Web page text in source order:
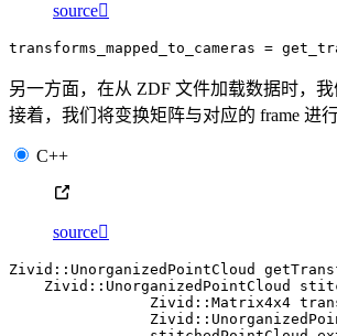
source
transforms_mapped_to_cameras =
另一方面，在从 ZDF 文件加载数据时，
接着，我们将变换矩阵与对应的 frame 进
C++
source
Zivid :: UnorganizedPointCloud
Zivid :: UnorganizedPointCloud
Zivid :: Matrix4x4
Zivid ::